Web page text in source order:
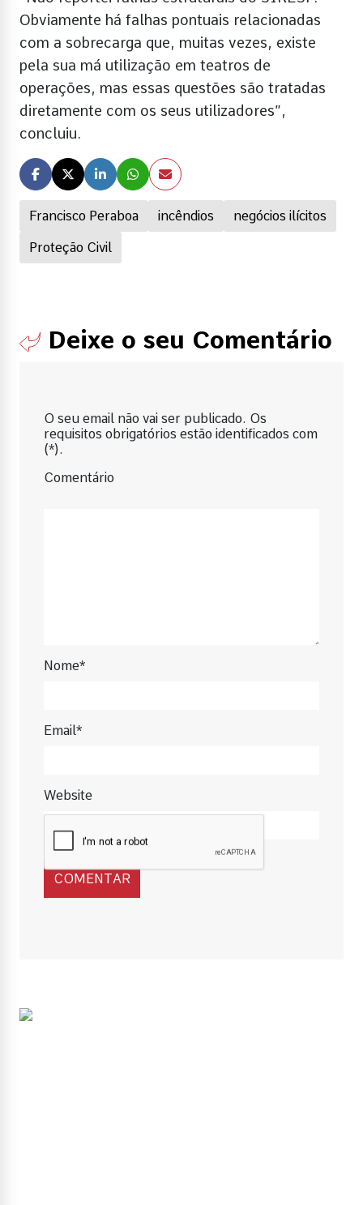
Francisco Peraboa incêndios negócios ilícitos
Proteção Civil
Obviamente há falhas pontuais relacionadas
com a sobrecarga que, muitas vezes, existe
pela sua má utilização em teatros de
operações, mas essas questões são tratadas
diretamente com os seus utilizadores”,
concluiu.
Deixe o seu Comentário
O seu email não vai ser publicado. Os
requisitos obrigatórios estão identificados com
(*).
Comentário
Nome*
Email*
Website